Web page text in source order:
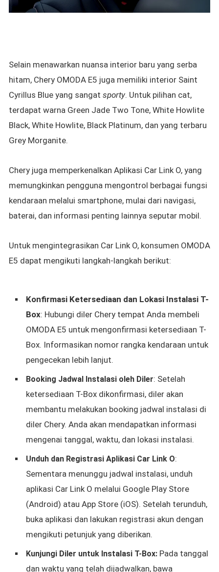
Selain menawarkan nuansa interior baru yang serba
hitam, Chery OMODA E5 juga memiliki interior Saint
Cyrillus Blue yang sangat sporty. Untuk pilihan cat,
terdapat warna Green Jade Two Tone, White Howlite
Black, White Howlite, Black Platinum, dan yang terbaru
Grey Morganite.
Chery juga memperkenalkan Aplikasi Car Link O, yang
memungkinkan pengguna mengontrol berbagai fungsi
kendaraan melalui smartphone, mulai dari navigasi,
baterai, dan informasi penting lainnya seputar mobil.
Untuk mengintegrasikan Car Link O, konsumen OMODA
E5 dapat mengikuti langkah-langkah berikut:
Konfirmasi Ketersediaan dan Lokasi Instalasi T-
Box: Hubungi diler Chery tempat Anda membeli
OMODA E5 untuk mengonfirmasi ketersediaan T-
Box. Informasikan nomor rangka kendaraan untuk
pengecekan lebih lanjut.
Booking Jadwal Instalasi oleh Diler: Setelah
ketersediaan T-Box dikonfirmasi, diler akan
membantu melakukan booking jadwal instalasi di
diler Chery. Anda akan mendapatkan informasi
mengenai tanggal, waktu, dan lokasi instalasi.
Unduh dan Registrasi Aplikasi Car Link O:
Sementara menunggu jadwal instalasi, unduh
aplikasi Car Link O melalui Google Play Store
(Android) atau App Store (iOS). Setelah terunduh,
buka aplikasi dan lakukan registrasi akun dengan
mengikuti petunjuk yang diberikan.
Kunjungi Diler untuk Instalasi T-Box:Pada tanggal
dan waktu yang telah dijadwalkan, bawa